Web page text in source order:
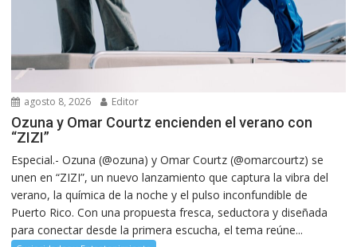
agosto 8, 2026 Editor
Ozuna y Omar Courtz encienden el verano con
“ZIZI”
Especial.- Ozuna (@ozuna) y Omar Courtz (@omarcourtz) se
unen en “ZIZI”, un nuevo lanzamiento que captura la vibra del
verano, la química de la noche y el pulso inconfundible de
Puerto Rico. Con una propuesta fresca, seductora y diseñada
para conectar desde la primera escucha, el tema reúne...